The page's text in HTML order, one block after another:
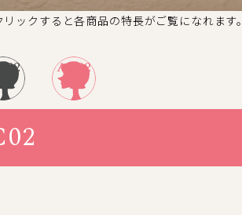
リックすると各商品の特長がご覧になれます。
AC02